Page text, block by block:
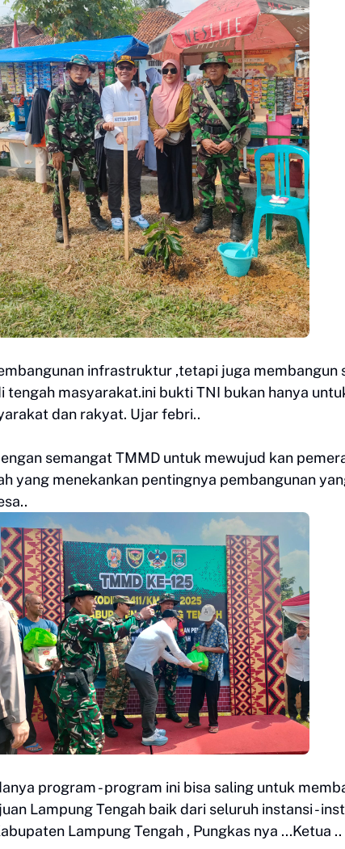
infrastruktur ,tetapi juga membangun
tengah masyarakat.ini bukti TNI bukan hanya
dan rakyat. Ujar febri..
semangat TMMD untuk mewujud kan
yang menekankan pentingnya pembangunan
program - program ini bisa saling untuk
Lampung Tengah baik dari seluruh instansi -
Lampung Tengah , Pungkas nya ...Ketua ..